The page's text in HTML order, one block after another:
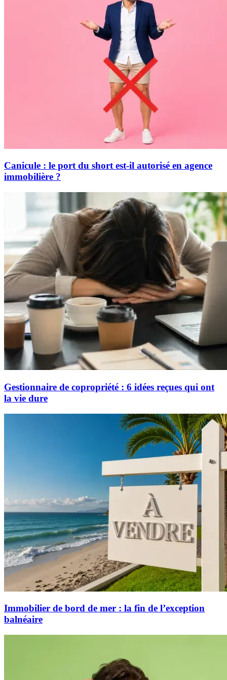
Canicule : le port du short est-il autorisé en agence
immobilière ?
Gestionnaire de copropriété : 6 idées reçues qui ont
la vie dure
Immobilier de bord de mer : la fin de l’exception
balnéaire